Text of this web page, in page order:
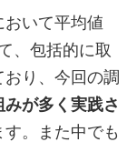
いて平均値
、包括的に取
り、今回の調
が多く実践さ
。また中でも